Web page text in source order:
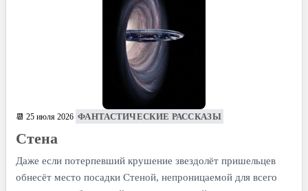
📆 25 июля 2026 ФАНТАСТИЧЕСКИЕ РАССКАЗЫ
Стена
Даже если потерпевший крушение звездолёт пришельцев
обнесёт место посадки Стеной, непроницаемой для всего